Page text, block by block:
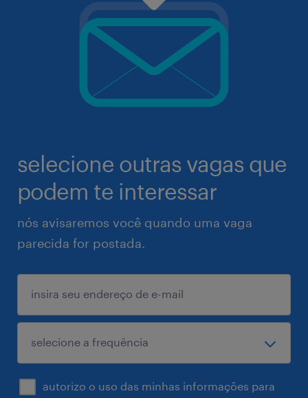
selecione outras vagas que
podem te interessar
nós avisaremos você quando uma vaga
parecida for postada.
autorizo o uso das minhas informações para